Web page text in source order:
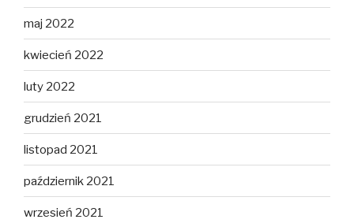
maj 2022
kwiecień 2022
luty 2022
grudzień 2021
listopad 2021
październik 2021
wrzesień 2021